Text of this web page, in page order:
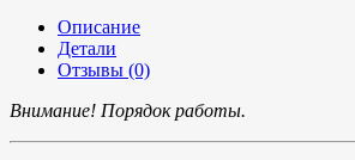
Описание
Детали
Отзывы (0)
Внимание! Порядок работы.